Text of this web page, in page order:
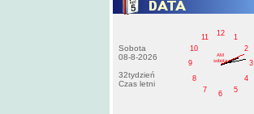
Sobota
08-8-2026
32tydzień
Czas letni
1
2
3
4
5
6
7
8
9
10
11
12
AM
sobota